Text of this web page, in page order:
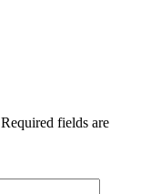
Required fields are